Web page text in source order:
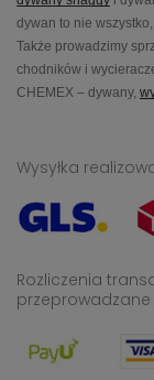
dywan to nie
Także prowadzimy
chodników i
CHEMEX – dywany,
Wysyłka
Rozliczenia
przeprowadzane